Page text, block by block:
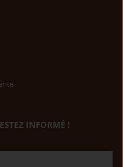
INFORMÉ !